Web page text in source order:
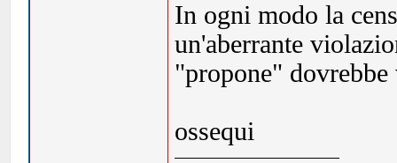
In ogni modo la
un'aberrante
"propone" dovrebbe
ossequi